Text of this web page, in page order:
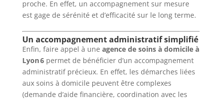
proche. En effet, un accompagnement sur mesure
est gage de sérénité et d’efficacité sur le long terme.
Un accompagnement administratif simplifié
Enfin, faire appel à une agence de soins à domicile à
Lyon 6permet de bénéficier d’un accompagnement
administratif précieux. En effet, les démarches liées
aux soins à domicile peuvent être complexes
(demande d’aide financière, coordination avec les